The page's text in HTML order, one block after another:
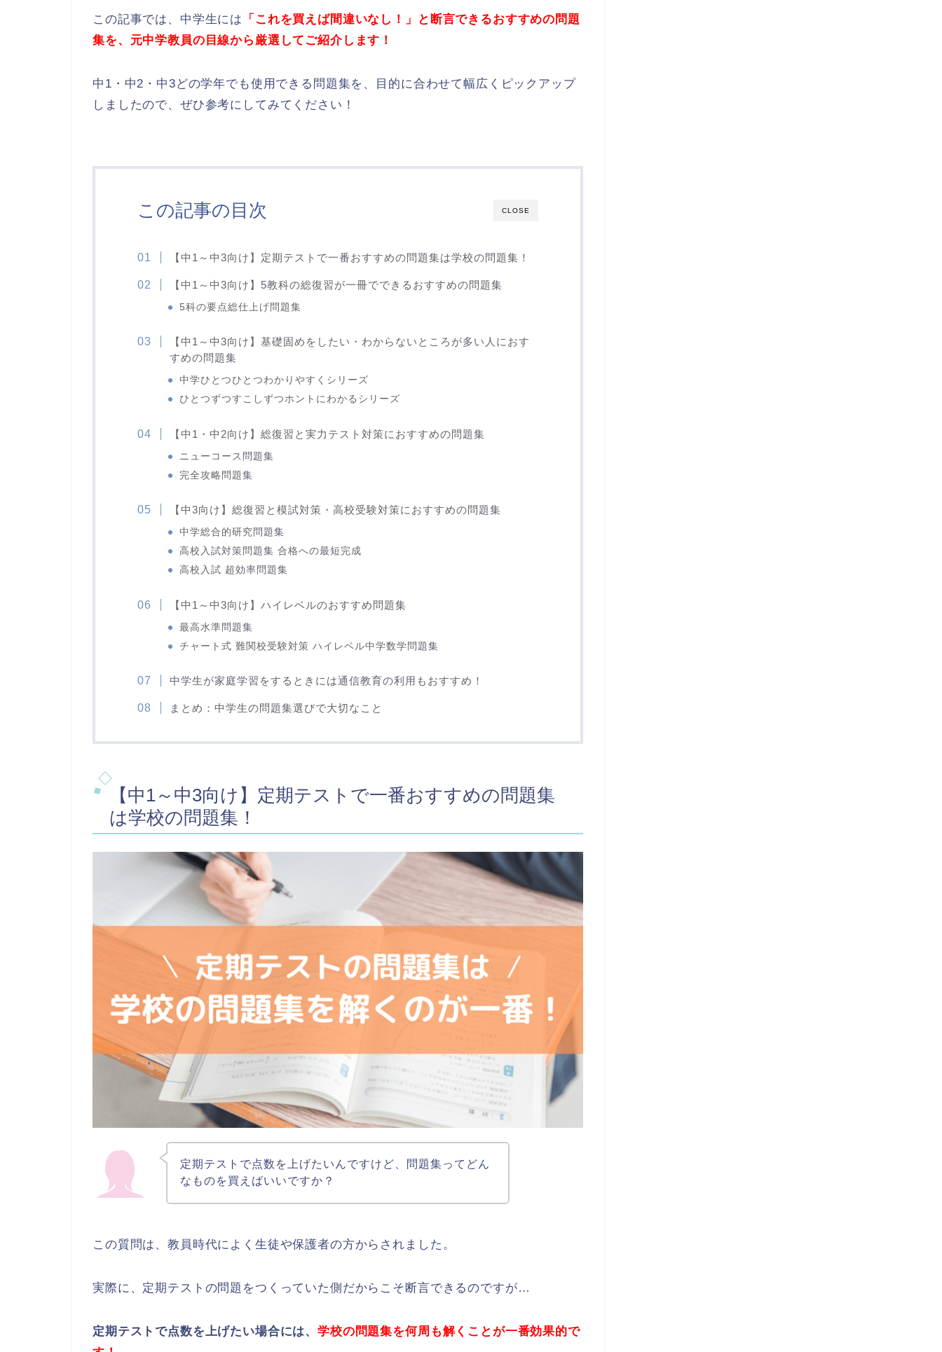
この記事では、中学生には
「これを買えば間違いなし！」と断言できるおすすめの問題
集を、元中学教員の目線から厳選してご紹介します！
中1・中2・中3どの学年でも使用できる問題集を、目的に合わせて幅広くピックアップ
しましたので、ぜひ参考にしてみてください！
CLOSE
この記事の目次
【中1～中3向け】定期テストで一番おすすめの問題集は学校の問題集！
【中1～中3向け】5教科の総復習が一冊でできるおすすめの問題集
5科の要点総仕上げ問題集
【中1～中3向け】基礎固めをしたい・わからないところが多い人におす
すめの問題集
中学ひとつひとつわかりやすくシリーズ
ひとつずつすこしずつホントにわかるシリーズ
【中1・中2向け】総復習と実力テスト対策におすすめの問題集
ニューコース問題集
完全攻略問題集
【中3向け】総復習と模試対策・高校受験対策におすすめの問題集
中学総合的研究問題集
高校入試対策問題集 合格への最短完成
高校入試 超効率問題集
【中1～中3向け】ハイレベルのおすすめ問題集
最高水準問題集
チャート式 難関校受験対策 ハイレベル中学数学問題集
中学生が家庭学習をするときには通信教育の利用もおすすめ！
まとめ：中学生の問題集選びで大切なこと
【中1～中3向け】定期テストで一番おすすめの問題集
は学校の問題集！
定期テストで点数を上げたいんですけど、問題集ってどん
なものを買えばいいですか？
この質問は、教員時代によく生徒や保護者の方からされました。
実際に、定期テストの問題をつくっていた側だからこそ断言できるのですが…
定期テストで点数を上げたい場合には、学校の問題集を何周も解くことが一番効果的で